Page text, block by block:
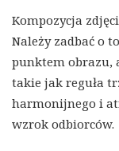
Kompozycja
Należy zadbać o
punktem obrazu,
takie jak reguła
harmonijnego i
wzrok odbiorców.